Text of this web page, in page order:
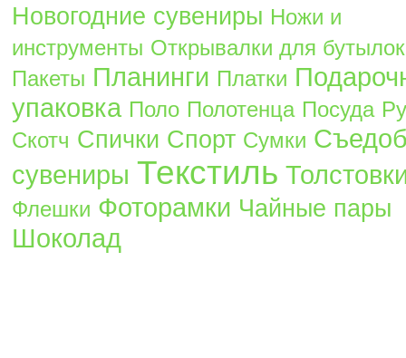
Новогодние сувениры Ножи и
инструменты Открывалки для бутылок
Пакеты Планинги Платки
упаковка Поло Полотенца Посуда
Скотч Спички Спорт Сумки
сувениры Текстиль
Флешки Фоторамки Чайные пары
Шоколад